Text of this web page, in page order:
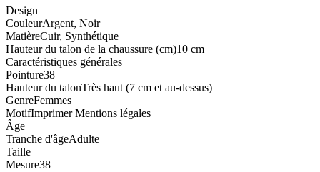
Design
CouleurArgent, Noir
MatièreCuir, Synthétique
Hauteur du talon de la chaussure (cm)10 cm
Caractéristiques générales
Pointure38
Hauteur du talonTrès haut (7 cm et au-dessus)
GenreFemmes
MotifImprimer Mentions légales
Âge
Tranche d'âgeAdulte
Taille
Mesure38